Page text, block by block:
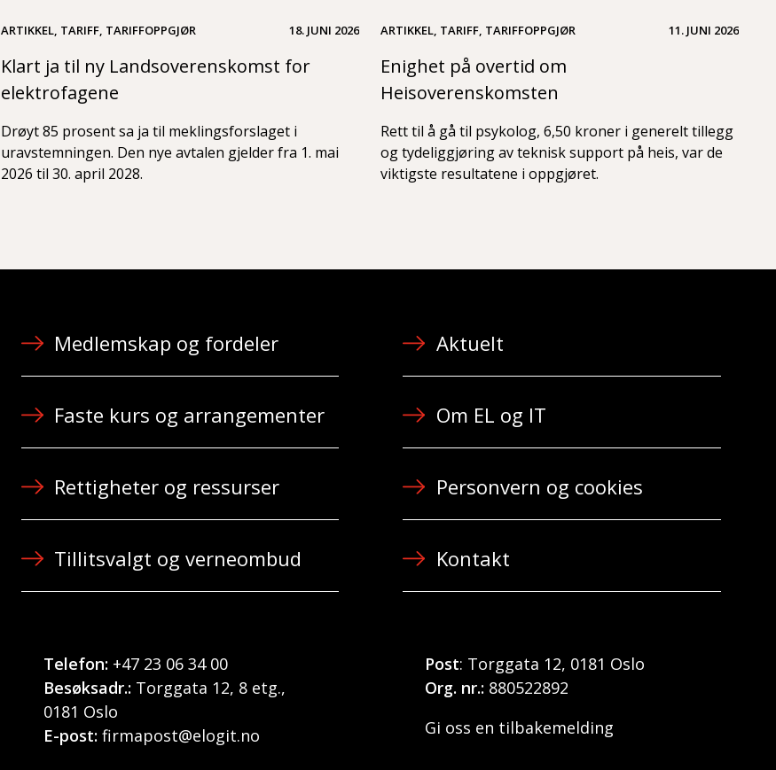
ARTIKKEL, TARIFF, TARIFFOPPGJØR 18. JUNI 2026
Klart ja til ny Landsoverenskomst for
elektrofagene
Drøyt 85 prosent sa ja til meklingsforslaget i
uravstemningen. Den nye avtalen gjelder fra 1. mai
2026 til 30. april 2028.
ARTIKKEL, TARIFF, TARIFFOPPGJØR 11. JUNI 2026
Enighet på overtid om
Heisoverenskomsten
Rett til å gå til psykolog, 6,50 kroner i generelt tillegg
og tydeliggjøring av teknisk support på heis, var de
viktigste resultatene i oppgjøret.
Medlemskap og fordeler
Faste kurs og arrangementer
Rettigheter og ressurser
Tillitsvalgt og verneombud
Telefon:+47 23 06 34 00
Besøksadr.:Torggata 12, 8 etg.,
0181 Oslo
E-post: firmapost@elogit.no
Aktuelt
Om EL og IT
Personvern og cookies
Kontakt
Post: Torggata 12, 0181 Oslo
Org. nr.: 880522892
Gi oss en tilbakemelding